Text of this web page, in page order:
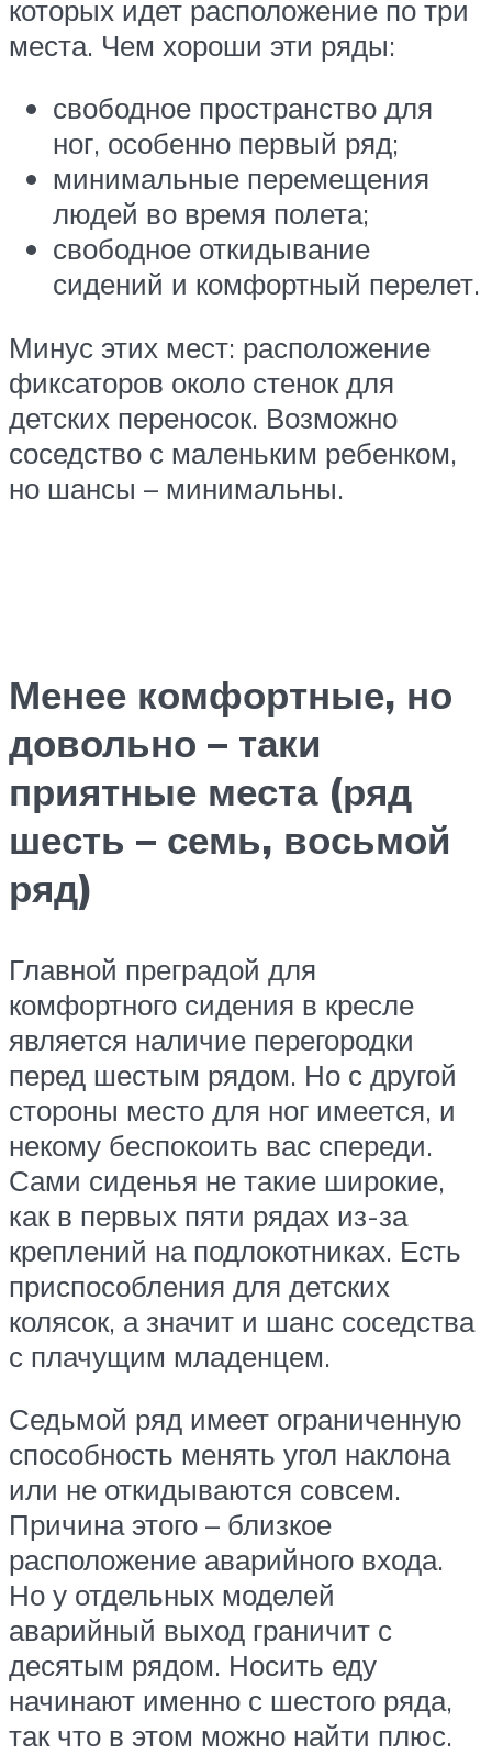
которых идет расположение по три
места. Чем хороши эти ряды:
свободное пространство для
ног, особенно первый ряд;
минимальные перемещения
людей во время полета;
свободное откидывание
сидений и комфортный перелет.
Минус этих мест: расположение
фиксаторов около стенок для
детских переносок. Возможно
соседство с маленьким ребенком,
но шансы – минимальны.
Менее комфортные, но
довольно – таки
приятные места (ряд
шесть – семь, восьмой
ряд)
Главной преградой для
комфортного сидения в кресле
является наличие перегородки
перед шестым рядом. Но с другой
стороны место для ног имеется, и
некому беспокоить вас спереди.
Сами сиденья не такие широкие,
как в первых пяти рядах из-за
креплений на подлокотниках. Есть
приспособления для детских
колясок, а значит и шанс соседства
с плачущим младенцем.
Седьмой ряд имеет ограниченную
способность менять угол наклона
или не откидываются совсем.
Причина этого – близкое
расположение аварийного входа.
Но у отдельных моделей
аварийный выход граничит с
десятым рядом. Носить еду
начинают именно с шестого ряда,
так что в этом можно найти плюс.